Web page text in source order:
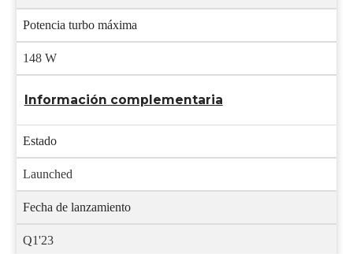
Potencia turbo máxima
148 W
Información complementaria
Estado
Launched
Fecha de lanzamiento
Q1'23